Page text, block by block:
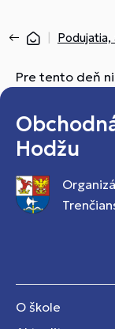
Podujatia,
Pre tento deň
Hodžu
O škole